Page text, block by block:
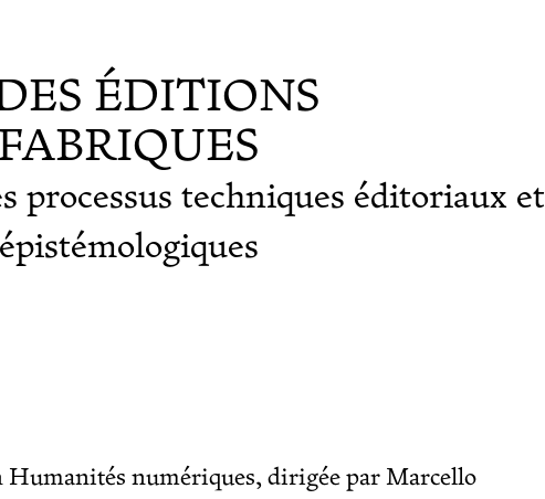
ÉDITIONS
processus techniques éditoriaux et
numériques, dirigée par Marcello